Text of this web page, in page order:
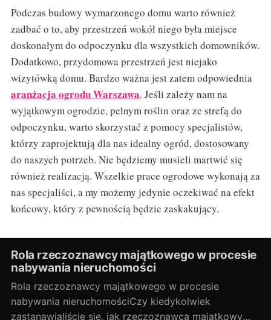
Podczas budowy wymarzonego domu warto również
zadbać o to, aby przestrzeń wokół niego była miejsce
doskonałym do odpoczynku dla wszystkich domowników.
Dodatkowo, przydomowa przestrzeń jest niejako
wizytówką domu. Bardzo ważna jest zatem odpowiednia
aranżacja ogrodu Warszawa. Jeśli zależy nam na
wyjątkowym ogrodzie, pełnym roślin oraz ze strefą do
odpoczynku, warto skorzystać z pomocy specjalistów,
którzy zaprojektują dla nas idealny ogród, dostosowany
do naszych potrzeb. Nie będziemy musieli martwić się
również realizacją. Wszelkie prace ogrodowe wykonają za
nas specjaliści, a my możemy jedynie oczekiwać na efekt
końcowy, który z pewnością będzie zaskakujący.
Rola rzeczoznawcy majątkowego w procesie
nabywania nieruchomości
Rola rzeczoznawcy majątkowego w procesie
nabywania nieruchomościCzy kiedykolwiek
zastanawialiście się, jak rzeczoznawca majątkowy